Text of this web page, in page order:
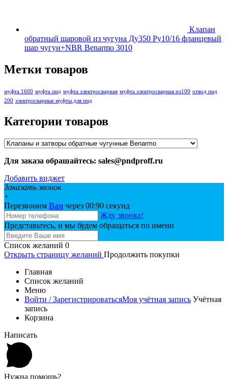
Клапан
обратный шаровой из чугуна Ду350 Ру10/16 фланцевый
шар чугун+NBR Benarmo 3010
Метки товаров
муфта 1600 муфта пнд муфта электросварная муфта электросварная пэ100 отвод пнд
200 электросварные муфты для пнд
Категории товаров
Для заказа обрашайтесь: sales@pndproff.ru
Добавить виджет
Заказать звонок
+
Перезвоним Вам через 00:90 секунд
Жду звонка!
Представьтесь, и мы будем обращаться по имени
Список желаний 0
Открыть страницу желаний Продолжить покупки
Главная
Список желаний
Меню
Войти / ЗарегистрироватьсяМоя учётная запись Учётная
запись
Корзина
Написать
Нужна помощь?